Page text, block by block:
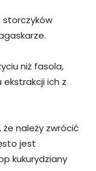
storczyków
niż fasola,
ich z
należy zwrócić
jest
kukurydziany